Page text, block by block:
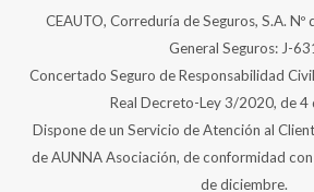
Concertado Seguro de Responsabilidad
Real Decreto-Ley 3/2020, de 4
Dispone de un Servicio de Atención al
de AUNNA Asociación, de conformidad
de diciembre.
Copyright © 2026 CEAUTO,